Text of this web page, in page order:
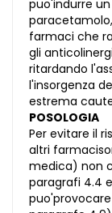
puo'indurre
farmaci che
gli
ritardando
l'insorgenza
estrema
POSOLOGIA
Per evitare il
altri
medica) non
paragrafi 4.4